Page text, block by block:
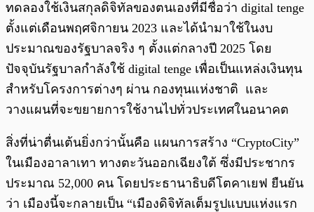
ทดลองใช้เงินสกุลดิจิทัลของตนเองที่มีชื่อว่า digital tenge
ตั้งแต่เดือนพฤศจิกายน 2023 และได้นำมาใช้ในงบ
ประมาณของรัฐบาลจริง ๆ ตั้งแต่กลางปี 2025 โดย
ปัจจุบันรัฐบาลกำลังใช้ digital tenge เพื่อเป็นแหล่งเงินทุน
สำหรับโครงการต่างๆ ผ่าน กองทุนแห่งชาติ และ
วางแผนที่จะขยายการใช้งานไปทั่วประเทศในอนาคต
สิ่งที่น่าตื่นเต้นยิ่งกว่านั้นคือ แผนการสร้าง “CryptoCity”
ในเมืองอาลาเทา ทางตะวันออกเฉียงใต้ ซึ่งมีประชากร
ประมาณ 52,000 คน โดยประธานาธิบดีโตคาเยฟ ยืนยัน
ว่า เมืองนี้จะกลายเป็น “เมืองดิจิทัลเต็มรูปแบบแห่งแรก